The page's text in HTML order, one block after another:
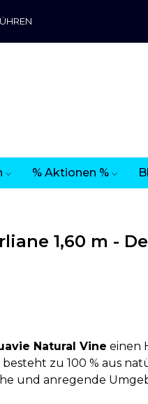
% Aktionen %
1,60 m -
Natural Vine einen
besteht zu 100 % aus
und anregende